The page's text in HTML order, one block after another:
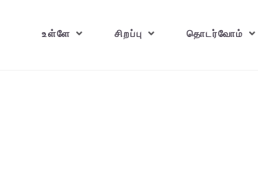
உள்ளே சிறப்பு தொடர்வோம்